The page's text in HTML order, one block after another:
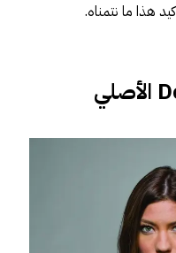
هذا ما نتمناه.